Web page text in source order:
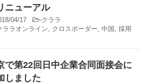
ニューアル
04/17 -クララ
ララオンライン, クロスボーダー, 中国 , 採用
で第22回日中企業合同面接会に
しました